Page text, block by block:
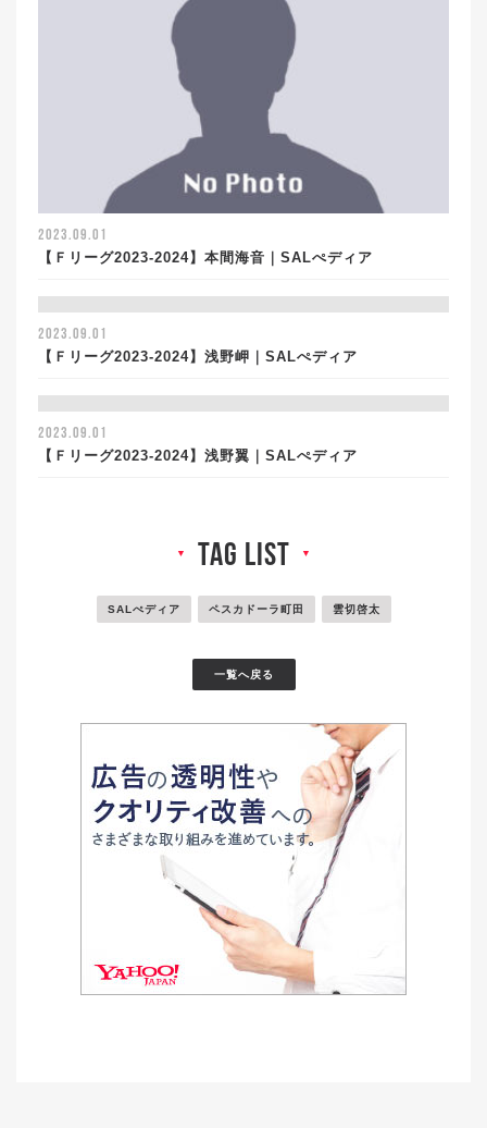
2023.09.01
【Ｆリーグ2023-2024】本間海音｜SALぺディア
2023.09.01
【Ｆリーグ2023-2024】浅野岬｜SALぺディア
2023.09.01
【Ｆリーグ2023-2024】浅野翼｜SALぺディア
▼ tag list ▼
SALぺディア ペスカドーラ町田 雲切啓太
一覧へ戻る